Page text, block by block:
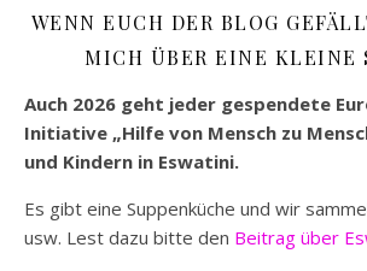
WENN EUCH DER BLOG
MICH ÜBER EINE KLEINE
Auch 2026 geht jeder gespendete
Initiative „Hilfe von Mensch zu
und Kindern in Eswatini.
Es gibt eine Suppenküche und wir
usw. Lest dazu bitte den Beitrag über